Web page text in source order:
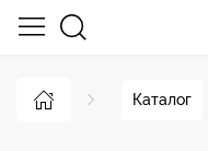
Каталог